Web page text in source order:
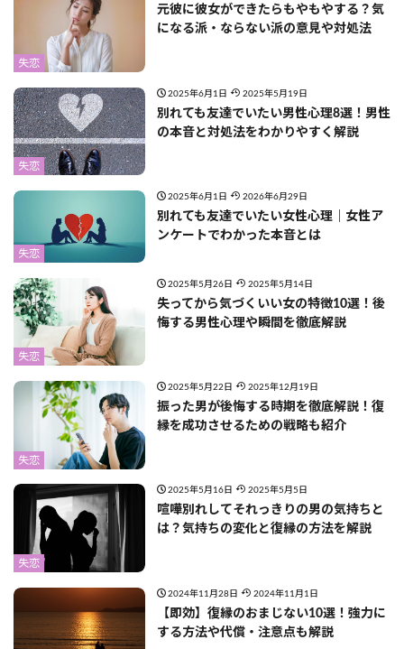
失恋
元彼に彼女ができたらもやもやする？気
になる派・ならない派の意見や対処法
失恋
2025年6月1日 2025年5月19日
別れても友達でいたい男性心理8選！男性
の本音と対処法をわかりやすく解説
失恋
2025年6月1日 2026年6月29日
別れても友達でいたい女性心理｜女性ア
ンケートでわかった本音とは
失恋
2025年5月26日 2025年5月14日
失ってから気づくいい女の特徴10選！後
悔する男性心理や瞬間を徹底解説
失恋
2025年5月22日 2025年12月19日
振った男が後悔する時期を徹底解説！復
縁を成功させるための戦略も紹介
失恋
2025年5月16日 2025年5月5日
喧嘩別れしてそれっきりの男の気持ちと
は？気持ちの変化と復縁の方法を解説
2024年11月28日 2024年11月1日
【即効】復縁のおまじない10選！強力に
する方法や代償・注意点も解説